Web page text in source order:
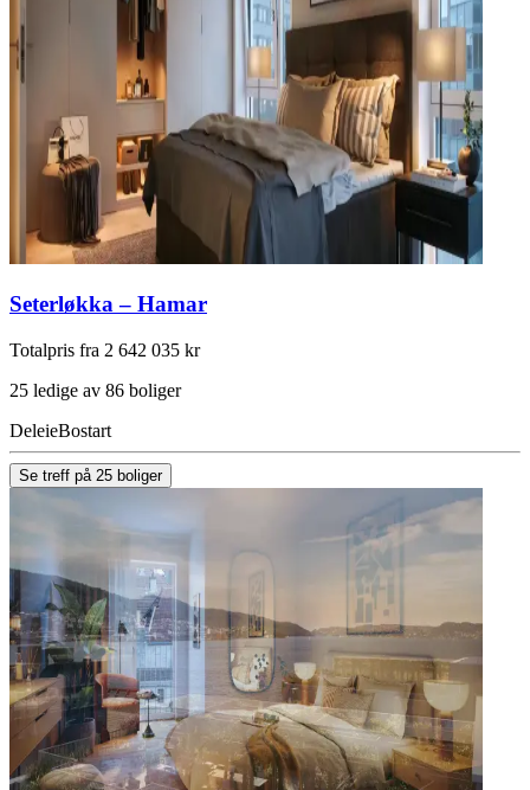
Seterløkka – Hamar
Totalpris fra 2 642 035 kr
25 ledige av 86 boliger
DeleieBostart
Se treff på 25 boliger